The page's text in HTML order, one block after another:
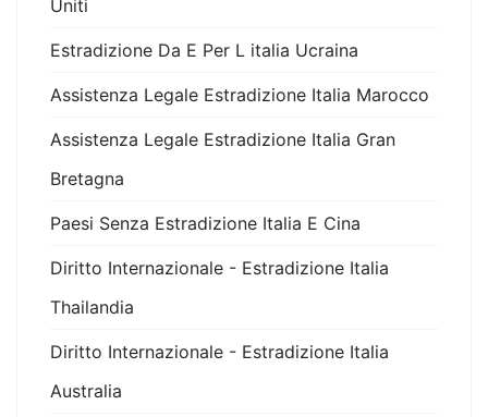
Uniti
Estradizione Da E Per L italia Ucraina
Assistenza Legale Estradizione Italia Marocco
Assistenza Legale Estradizione Italia Gran
Bretagna
Paesi Senza Estradizione Italia E Cina
Diritto Internazionale - Estradizione Italia
Thailandia
Diritto Internazionale - Estradizione Italia
Australia